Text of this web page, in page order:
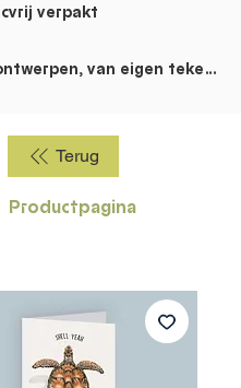
verpakt
van eigen
Terug
Productpagina